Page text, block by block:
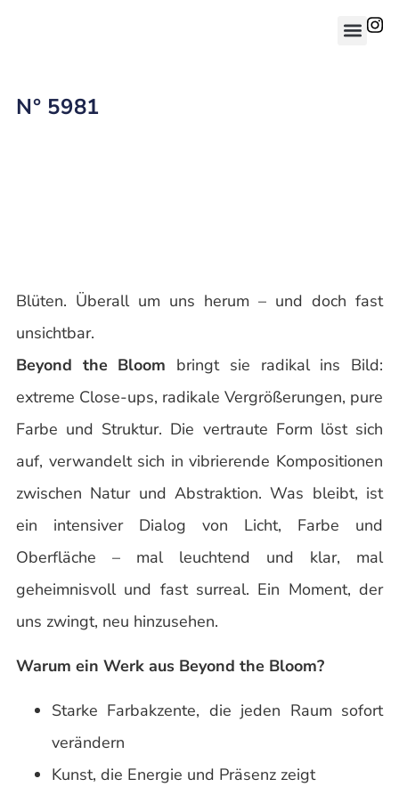
N° 5981
Blüten. Überall um uns herum – und doch fast
unsichtbar.
Beyond the Bloom bringt sie radikal ins Bild:
extreme Close-ups, radikale Vergrößerungen, pure
Farbe und Struktur. Die vertraute Form löst sich
auf, verwandelt sich in vibrierende Kompositionen
zwischen Natur und Abstraktion. Was bleibt, ist
ein intensiver Dialog von Licht, Farbe und
Oberfläche – mal leuchtend und klar, mal
geheimnisvoll und fast surreal. Ein Moment, der
uns zwingt, neu hinzusehen.
Warum ein Werk aus Beyond the Bloom?
Starke Farbakzente, die jeden Raum sofort
verändern
Kunst, die Energie und Präsenz zeigt